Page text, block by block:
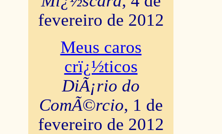
fevereiro de 2012
Meus caros
crï¿½ticos
DiÃ¡rio do
ComÃ©rcio, 1 de
fevereiro de 2012